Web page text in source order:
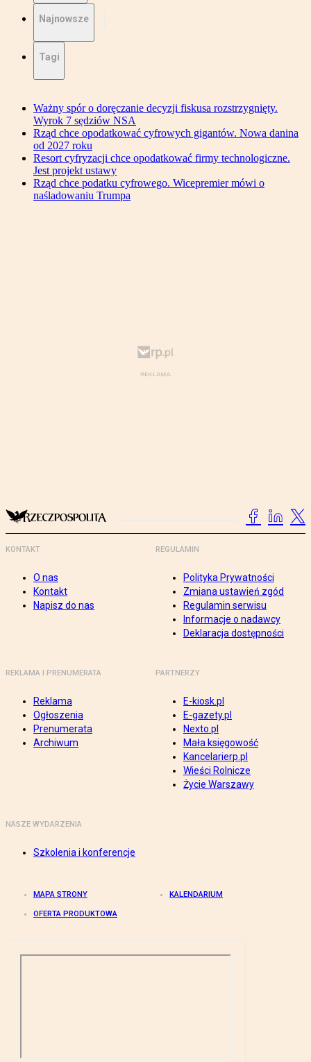
Najnowsze
Tagi
Ważny spór o doręczanie decyzji fiskusa rozstrzygnięty.
Wyrok 7 sędziów NSA
Rząd chce opodatkować cyfrowych gigantów. Nowa danina
od 2027 roku
Resort cyfryzacji chce opodatkować firmy technologiczne.
Jest projekt ustawy
Rząd chce podatku cyfrowego. Wicepremier mówi o
naśladowaniu Trumpa
KONTAKT
O nas
Kontakt
Napisz do nas
REGULAMIN
Polityka Prywatności
Zmiana ustawień zgód
Regulamin serwisu
Informacje o nadawcy
Deklaracja dostępności
REKLAMA I PRENUMERATA
Reklama
Ogłoszenia
Prenumerata
Archiwum
PARTNERZY
E-kiosk.pl
E-gazety.pl
Nexto.pl
Mała księgowość
Kancelarierp.pl
Wieści Rolnicze
Życie Warszawy
NASZE WYDARZENIA
Szkolenia i konferencje
MAPA STRONY KALENDARIUM
OFERTA PRODUKTOWA